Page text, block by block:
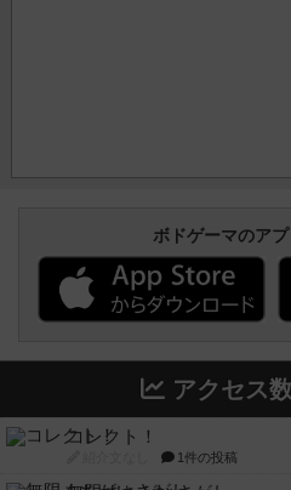
ボドゲーマのア
アクセス
コレクト！
1件の投稿